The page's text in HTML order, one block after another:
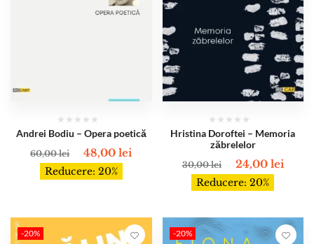
Andrei Bodiu – Opera poetică
60,00lei 48,00lei
Reducere: 20%
Hristina Doroftei – Memoria
zăbrelelor
30,00lei 24,00 lei
Reducere: 20%
-20% -20%